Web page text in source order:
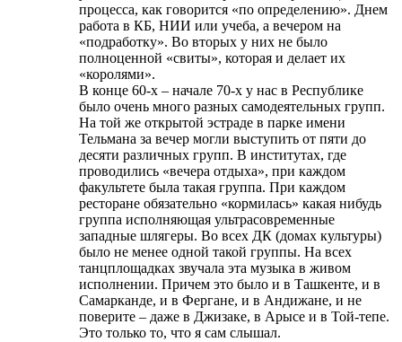
процесса, как говорится «по определению». Днем
работа в КБ, НИИ или учеба, а вечером на
«подработку». Во вторых у них не было
полноценной «свиты», которая и делает их
«королями».
В конце 60-х – начале 70-х у нас в Республике
было очень много разных самодеятельных групп.
На той же открытой эстраде в парке имени
Тельмана за вечер могли выступить от пяти до
десяти различных групп. В институтах, где
проводились «вечера отдыха», при каждом
факультете была такая группа. При каждом
ресторане обязательно «кормилась» какая нибудь
группа исполняющая ультрасовременные
западные шлягеры. Во всех ДК (домах культуры)
было не менее одной такой группы. На всех
танцплощадках звучала эта музыка в живом
исполнении. Причем это было и в Ташкенте, и в
Самарканде, и в Фергане, и в Андижане, и не
поверите – даже в Джизаке, в Арысе и в Той-тепе.
Это только то, что я сам слышал.